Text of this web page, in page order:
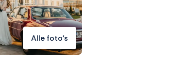
Alle foto's